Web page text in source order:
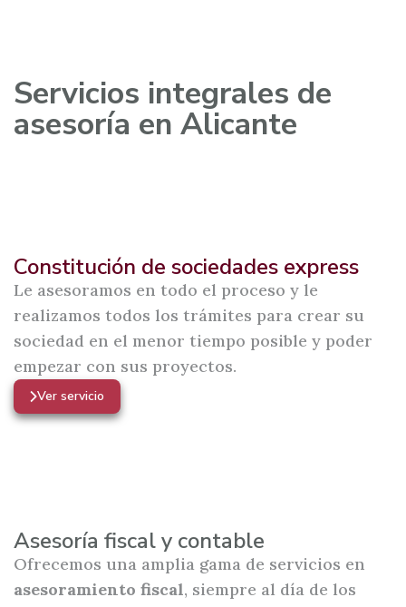
Servicios integrales de
asesoría en Alicante
Constitución de sociedades express
Le asesoramos en todo el proceso y le
realizamos todos los trámites para crear su
sociedad en el menor tiempo posible y poder
empezar con sus proyectos.
Ver servicio
Asesoría fiscal y contable
Ofrecemos una amplia gama de servicios en
asesoramiento fiscal, siempre al día de los